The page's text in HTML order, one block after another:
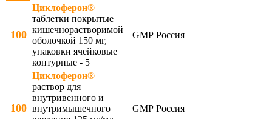
100
Циклоферон®
таблетки покрытые
кишечнорастворимой
оболочкой 150 мг,
упаковки ячейковые
контурные - 5
GMP Россия
100
Циклоферон®
раствор для
внутривенного и
внутримышечного
GMP Россия